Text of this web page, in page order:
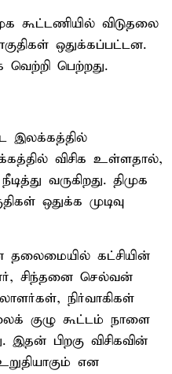
கூட்டணியில் விடுதலை
ஒதுக்கப்பட்டன.
வெற்றி பெற்றது.
இலக்கத்தில்
விசிக உள்ளதால்,
வருகிறது. திமுக
ஒதுக்க முடிவு
தலைமையில் கட்சியின்
சிந்தனை செல்வன்
நிர்வாகிகள்
குழு கூட்டம் நாளை
இதன் பிறகு விசிகவின்
என